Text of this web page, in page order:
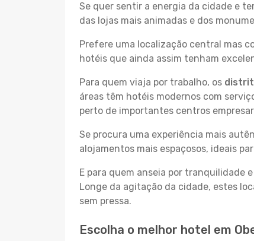
Se quer sentir a energia da cidade e
das lojas mais animadas e dos
Prefere uma localização central mas
hotéis que ainda assim tenham
Para quem viaja por trabalho, os
áreas têm hotéis modernos com
perto de importantes centros
Se procura uma experiência mais
alojamentos mais espaçosos, ideais
E para quem anseia por tranquilidade
Longe da agitação da cidade, estes
sem pressa.
Escolha o melhor hotel em